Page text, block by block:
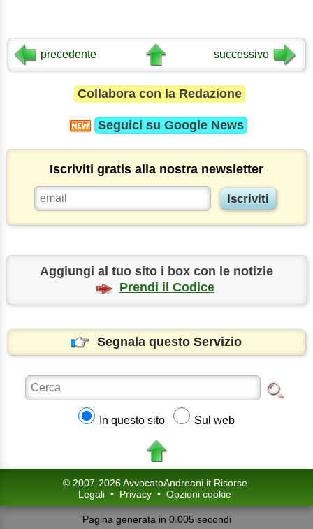
precedente successivo
Collabora con la Redazione
Seguici su Google News
Iscriviti gratis alla nostra newsletter
Aggiungi al tuo sito i box con le notizie
Prendi il Codice
Segnala questo Servizio
In questo sito Sul web
© 2007-2026 AvvocatoAndreani.it Risorse
Legali • Privacy • Opzioni cookie
Pagina generata in 0.005 secondi